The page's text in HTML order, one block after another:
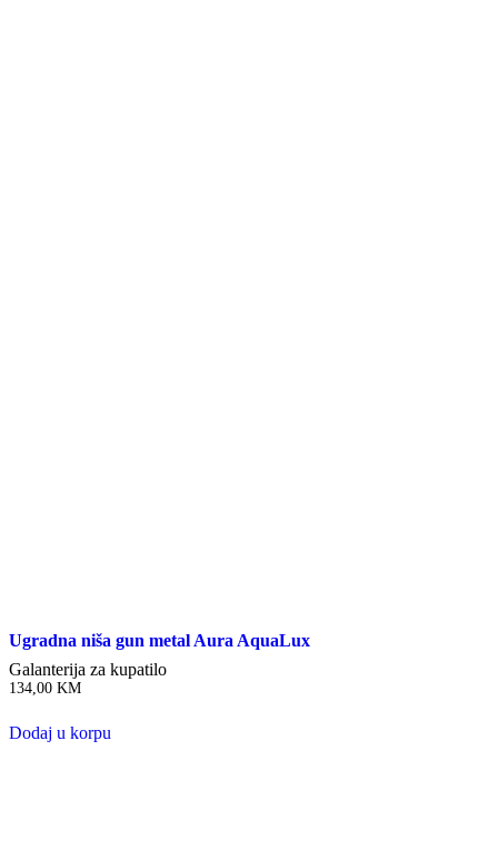
Ugradna niša gun metal Aura AquaLux
Galanterija za kupatilo
134,00 KM
Dodaj u korpu